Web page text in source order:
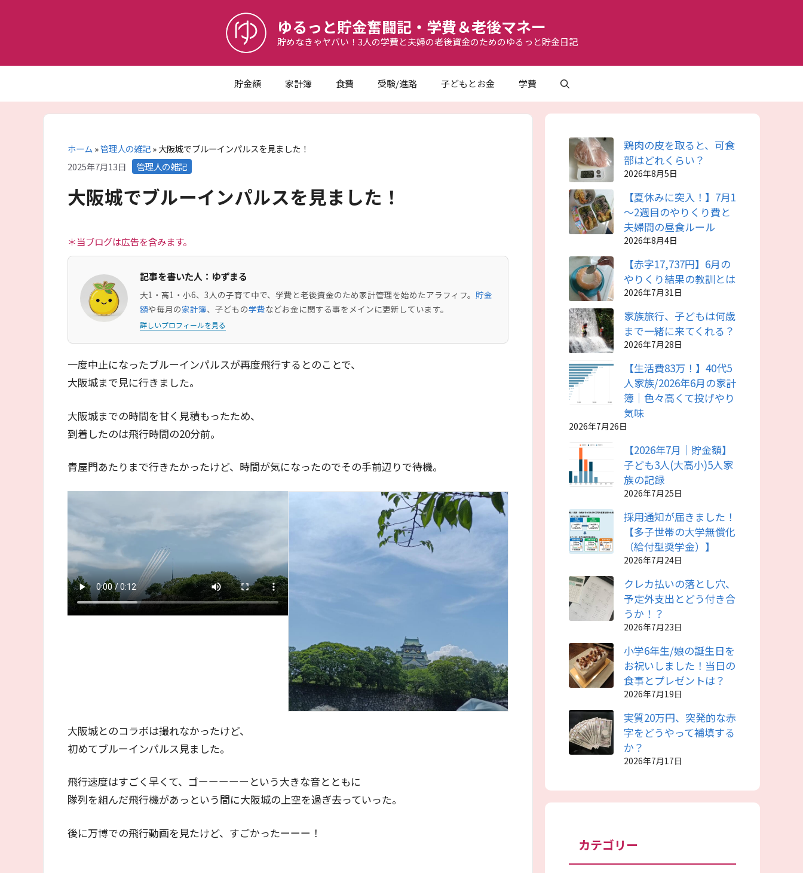
ツ
ゆるっと貯金奮闘記・学費＆老後マネー
貯めなきゃヤバい！3人の学費と夫婦の老後資金のためのゆるっと貯金日記
貯金額 家計簿 食費 受験/進路 子どもとお金 学費
ホーム»管理人の雑記»大阪城でブルーインパルスを見ました！
2025年7月13日 カ
テ
ゴ
リ
管理人の雑記
大阪城でブルーインパルスを見ました！
＊当ブログは広告を含みます。
記事を書いた人：ゆずまる
大1・高1・小6、3人の子育て中で、学費と老後資金のため家計管理を始めたアラフィフ。 貯金
額や毎月の家計簿、子どもの学費などお金に関する事をメインに更新しています。
詳しいプロフィールを見る
一度中止になったブルーインパルスが再度飛行するとのことで、
大阪城まで見に行きました。
大阪城までの時間を甘く見積もったため、
到着したのは飛行時間の20分前。
青屋門あたりまで行きたかったけど、時間が気になったのでその手前辺りで待機。
大阪城とのコラボは撮れなかったけど、
初めてブルーインパルス見ました。
飛行速度はすごく早くて、ゴーーーーーという大きな音とともに
隊列を組んだ飛行機があっという間に大阪城の上空を過ぎ去っていった。
後に万博での飛行動画を見たけど、すごかったーーー！
鶏肉の皮を取ると、可食
部はどれくらい？
2026年8月5日
【夏休みに突入！】7月1
～2週目のやりくり費と
夫婦間の昼食ルール
2026年8月4日
【赤字17,737円】6月の
やりくり結果の教訓とは
2026年7月31日
家族旅行、子どもは何歳
まで一緒に来てくれる？
2026年7月28日
【生活費83万！】40代5
人家族/2026年6月の家計
簿｜色々高くて投げやり
気味
2026年7月26日
【2026年7月｜貯金額】
子ども3人(大高小)5人家
族の記録
2026年7月25日
採用通知が届きました！
【多子世帯の大学無償化
（給付型奨学金）】
2026年7月24日
クレカ払いの落とし穴、
予定外支出とどう付き合
うか！？
2026年7月23日
小学6年生/娘の誕生日を
お祝いしました！当日の
食事とプレゼントは？
2026年7月19日
実質20万円、突発的な赤
字をどうやって補填する
か？
2026年7月17日
カテゴリー